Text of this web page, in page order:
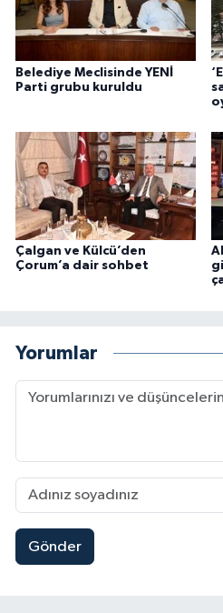
Belediye Meclisinde YENİ
Parti grubu kuruldu
Çalgan ve Külcü’den
Çorum’a dair sohbet
Yorumlar
Gönder